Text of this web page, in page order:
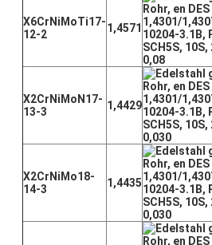
X6CrNiMoTi17-
12-2
1,4571
0,08
X2CrNiMoN17-
13-3
1,4429
0,030
X2CrNiMo18-
14-3
1,4435
0,030